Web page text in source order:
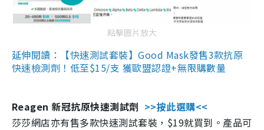
點擊圖片放大
延伸閱讀：【快速測試套裝】Good Mask發售3款抗原
快速檢測劑！低至$15/支 獲歐盟認證+無限購數量
Reagen 新冠抗原快速測試劑 >>按此選購<<
莎莎網店亦有售多款快速測試套裝，$19就買到。產品可